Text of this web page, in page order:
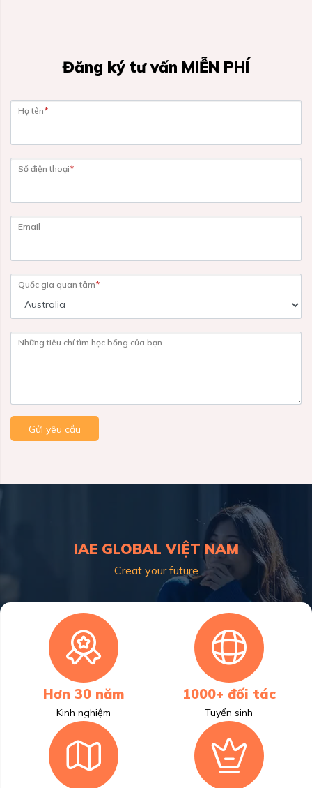
Đăng ký tư vấn MIỄN PHÍ
Họ tên*
Số điện thoại*
Email
Quốc gia quan tâm*
Những tiêu chí tìm học bổng của bạn
Gửi yêu cầu
IAE GLOBAL VIỆT NAM
Creat your future
Hơn 30 năm
Kinh nghiệm
1000+ đối tác
Tuyển sinh